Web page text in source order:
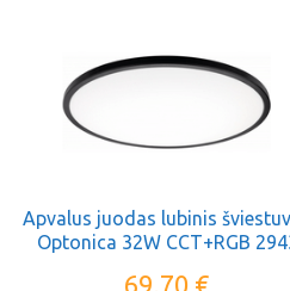
Apvalus juodas lubinis
Optonica 32W CCT+RGB
69,70 €